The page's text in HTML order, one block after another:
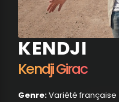
KENDJI
Kendji Girac
Genre:Variété française